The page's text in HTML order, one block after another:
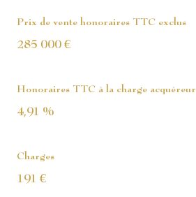
Prix de vente honoraires TTC exclus
285 000 €
Honoraires TTC à la charge acquéreur
4,91 %
Charges
191 €